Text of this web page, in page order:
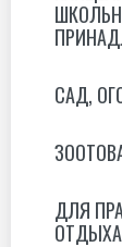
САД,
ДЛЯ
ОТДЫХА